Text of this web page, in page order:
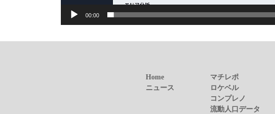
00:00
Home
ニュース
マチレポ
ロケベル
コンプレノ
流動人口データ